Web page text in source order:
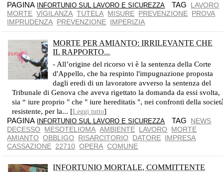
PAGINA INFORTUNIO SUL LAVORO E SICUREZZA TAG LAVORO
MORTE VIGILANZA TUTELA MISURE PREVENZIONE PROVA
IMPRUDENZA PREVENZIONE IMPERIZIA
MORTE PER AMIANTO: IRRILEVANTE CHE
IL RAPPORTO...
- All’origine del ricorso vi è la sentenza della Corte
d'Appello, che ha respinto l'impugnazione proposta
dagli eredi di un lavoratore avverso la sentenza del
Tribunale di Genova che aveva rigettato la domanda da essi svolta,
sia “ iure proprio " che " iure hereditatis ", nei confronti della
resistente, per la... [Leggi tutto]
PAGINA INFORTUNIO SUL LAVORO E SICUREZZA TAG NEWS
DECESSO
MESOTELIOMA AMBIENTE LAVORO
MORTE
AMIANTO OBBLIGO RISARCITORIO DATORE IMPRESA
CASSAZIONE 22710 OPERA COMUNE
INFORTUNIO MORTALE, COMMITTENTE